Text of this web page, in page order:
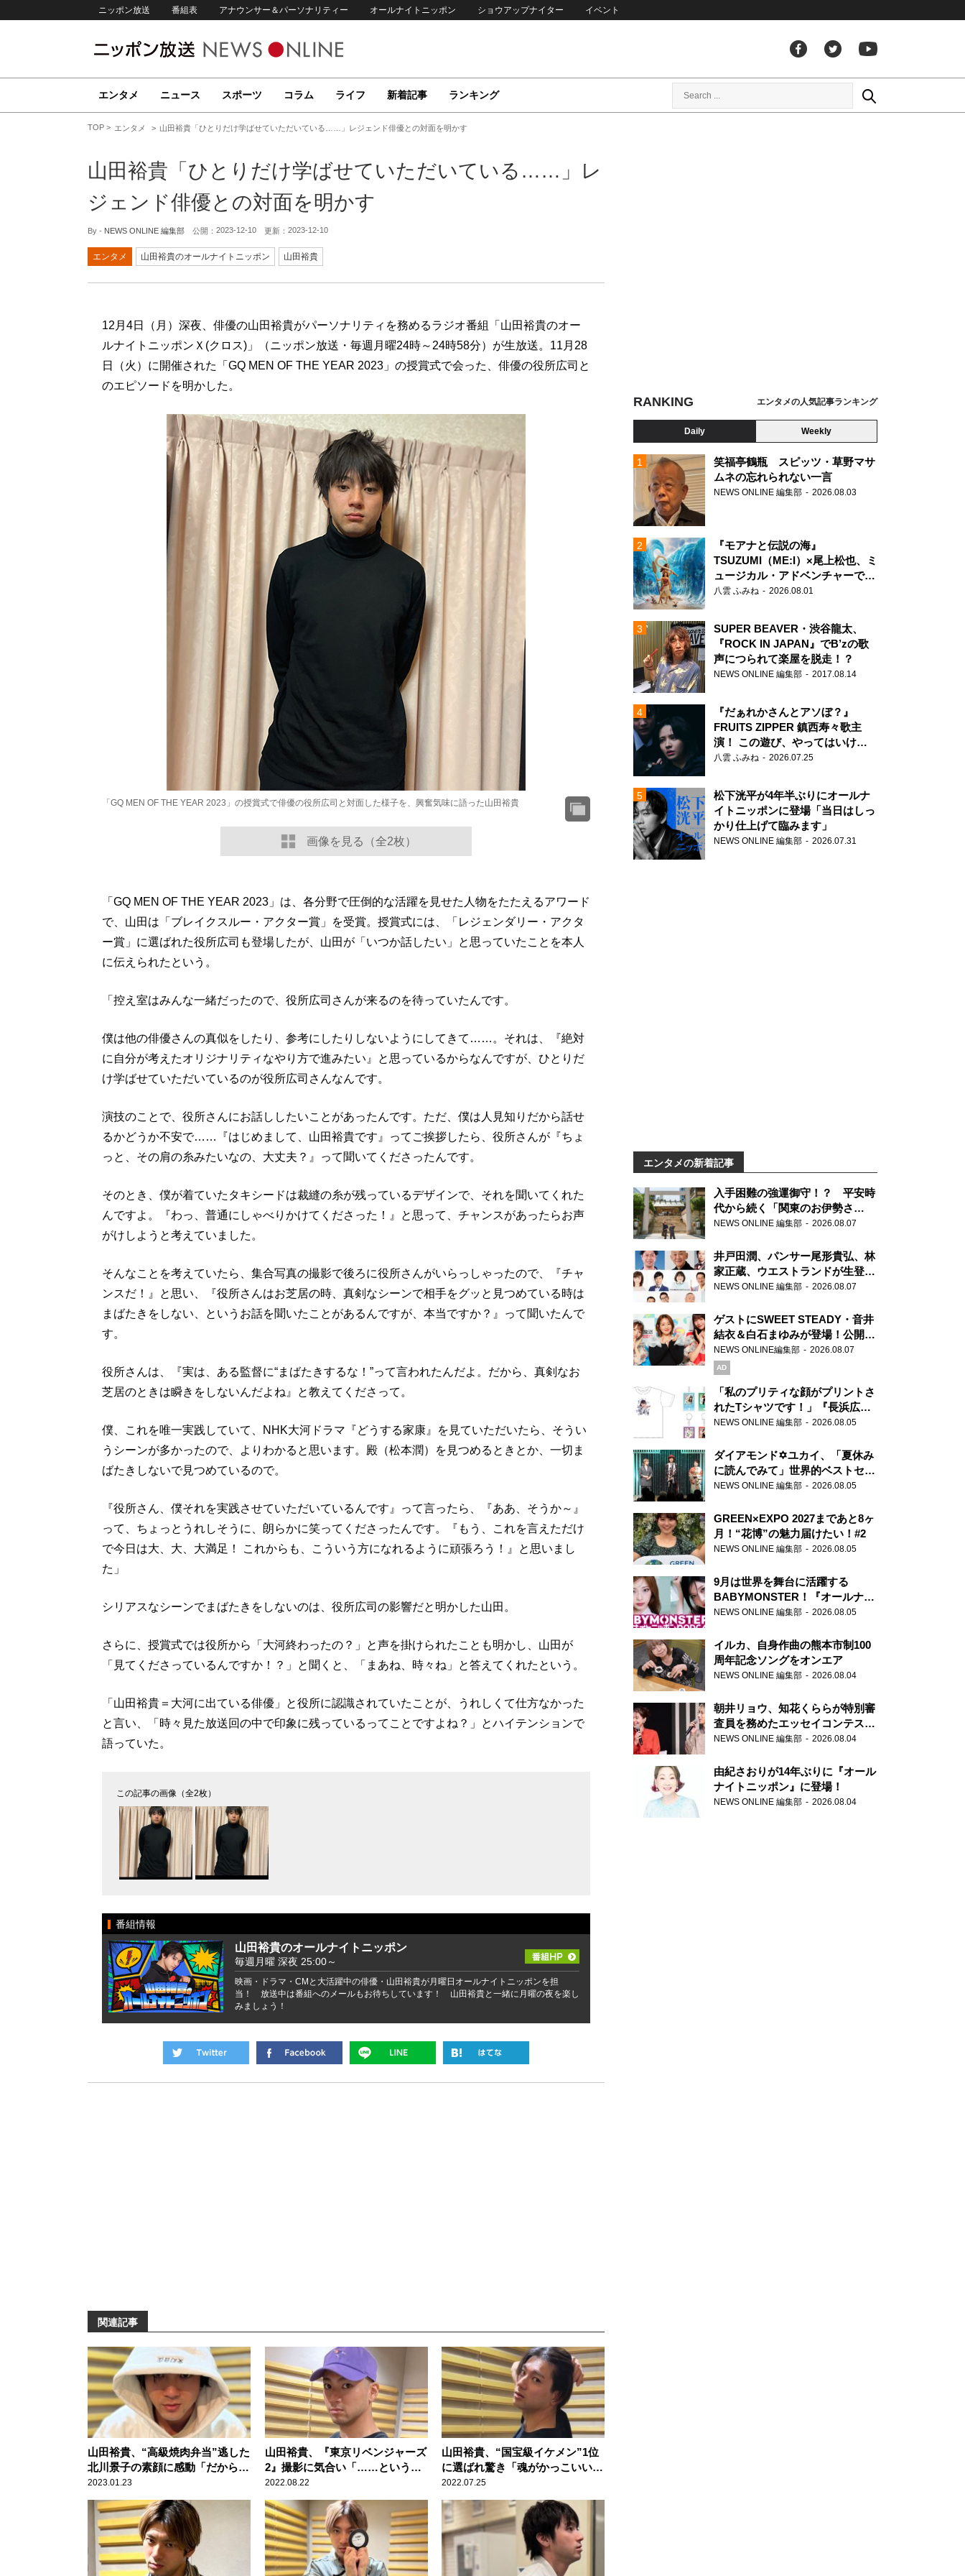
ニッポン放送 番組表 アナウンサー＆パーソナリティー オールナイトニッポン ショウアップナイター イベント
エンタメ ニュース スポーツ コラム ライフ 新着記事 ランキング
TOP エンタメ 山田裕貴「ひとりだけ学ばせていただいている……」レジェンド俳優との対面を明かす
山田裕貴「ひとりだけ学ばせていただいている……」レ
ジェンド俳優との対面を明かす
By - NEWS ONLINE 編集部 公開： 2023-12-10 更新： 2023-12-10
エンタメ 山田裕貴のオールナイトニッポン 山田裕貴
12月4日（月）深夜、俳優の山田裕貴がパーソナリティを務めるラジオ番組「山田裕貴のオー
ルナイトニッポンＸ(クロス)」（ニッポン放送・毎週月曜24時～24時58分）が生放送。11月28
日（火）に開催された「GQ MEN OF THE YEAR 2023」の授賞式で会った、俳優の役所広司と
のエピソードを明かした。
画像を見る（全2枚）
「GQ MEN OF THE YEAR 2023」の授賞式で俳優の役所広司と対面した様子を、興奮気味に語った山田裕貴
「GQ MEN OF THE YEAR 2023」は、各分野で圧倒的な活躍を見せた人物をたたえるアワード
で、山田は「ブレイクスルー・アクター賞」を受賞。授賞式には、「レジェンダリー・アクタ
ー賞」に選ばれた役所広司も登場したが、山田が「いつか話したい」と思っていたことを本人
に伝えられたという。
「控え室はみんな一緒だったので、役所広司さんが来るのを待っていたんです。
僕は他の俳優さんの真似をしたり、参考にしたりしないようにしてきて……。それは、『絶対
に自分が考えたオリジナリティなやり方で進みたい』と思っているからなんですが、ひとりだ
け学ばせていただいているのが役所広司さんなんです。
演技のことで、役所さんにお話ししたいことがあったんです。ただ、僕は人見知りだから話せ
るかどうか不安で……『はじめまして、山田裕貴です』ってご挨拶したら、役所さんが『ちょ
っと、その肩の糸みたいなの、大丈夫？』って聞いてくださったんです。
そのとき、僕が着ていたタキシードは裁縫の糸が残っているデザインで、それを聞いてくれた
んですよ。『わっ、普通にしゃべりかけてくださった！』と思って、チャンスがあったらお声
がけしようと考えていました。
そんなことを考えていたら、集合写真の撮影で後ろに役所さんがいらっしゃったので、『チャ
ンスだ！』と思い、『役所さんはお芝居の時、真剣なシーンで相手をグッと見つめている時は
まばたきをしない、というお話を聞いたことがあるんですが、本当ですか？』って聞いたんで
す。
役所さんは、『実は、ある監督に“まばたきするな！”って言われたんだよ。だから、真剣なお
芝居のときは瞬きをしないんだよね』と教えてくださって。
僕、これを唯一実践していて、NHK大河ドラマ『どうする家康』を見ていただいたら、そうい
うシーンが多かったので、よりわかると思います。殿（松本潤）を見つめるときとか、一切ま
ばたきしないで見つめているので。
『役所さん、僕それを実践させていただいているんです』って言ったら、『ああ、そうか～』
って、ちょっとうれしそうに、朗らかに笑ってくださったんです。『もう、これを言えただけ
で今日は大、大、大満足！ これからも、こういう方になれるように頑張ろう！』と思いまし
た」
シリアスなシーンでまばたきをしないのは、役所広司の影響だと明かした山田。
さらに、授賞式では役所から「大河終わったの？」と声を掛けられたことも明かし、山田が
「見てくださっているんですか！？」と聞くと、「まあね、時々ね」と答えてくれたという。
「山田裕貴＝大河に出ている俳優」と役所に認識されていたことが、うれしくて仕方なかった
と言い、「時々見た放送回の中で印象に残っているってことですよね？」とハイテンションで
語っていた。
この記事の画像（全2枚）
番組情報
山田裕貴のオールナイトニッポン
毎週月曜 深夜 25:00～
映画・ドラマ・CMと大活躍中の俳優・山田裕貴が月曜日オールナイトニッポンを担
当！ 放送中は番組へのメールもお待ちしています！ 山田裕貴と一緒に月曜の夜を楽し
みましょう！
関連記事
山田裕貴、“高級焼肉弁当”逃した
北川景子の素顔に感動「だからず
っと第一線で活躍されているの
か」
2023.01.23
山田裕貴、『東京リベンジャーズ
2』撮影に気合い「……というこ
とは、クランクインしました！」
2022.08.22
山田裕貴、“国宝級イケメン”1位
に選ばれ驚き「魂がかっこいい俳
優さんでいたいなと思います」
2022.07.25
RANKING エンタメの人気記事ランキング
Daily Weekly
笑福亭鶴瓶 スピッツ・草野マサ
ムネの忘れられない一言
NEWS ONLINE 編集部 2026.08.03
『モアナと伝説の海』
TSUZUMI（ME:I）×尾上松也、ミ
ュージカル・アドベンチャーで美
声を響かせる
八雲 ふみね 2026.08.01
SUPER BEAVER・渋谷龍太、
『ROCK IN JAPAN』でB’zの歌
声につられて楽屋を脱走！？
NEWS ONLINE 編集部 2017.08.14
『だぁれかさんとアソぼ？』
FRUITS ZIPPER 鎮西寿々歌主
演！ この遊び、やってはいけま
せん。
八雲 ふみね 2026.07.25
松下洸平が4年半ぶりにオールナ
イトニッポンに登場「当日はしっ
かり仕上げて臨みます」
NEWS ONLINE 編集部 2026.07.31
エンタメの新着記事
入手困難の強運御守！？ 平安時
代から続く「関東のお伊勢さ
ま」、芝大神宮にてランパンプス
NEWS ONLINE 編集部 2026.08.07
井戸田潤、パンサー尾形貴弘、林
家正蔵、ウエストランドが生登
場！『ラジオビバリー昼ズ』
NEWS ONLINE 編集部 2026.08.07
ゲストにSWEET STEADY・音井
結衣＆白石まゆみが登場！公開収
録で素顔全開！
NEWS ONLINE編集部 2026.08.07
AD
「私のプリティな顔がプリントさ
れたTシャツです！」『長浜広奈
天下無双』初の番組グッズ発売
NEWS ONLINE 編集部 2026.08.05
ダイアモンド✡ユカイ、「夏休み
に読んでみて」世界的ベストセラ
ー『アナスタシア』を紹介
NEWS ONLINE 編集部 2026.08.05
GREEN×EXPO 2027まであと8ヶ
月！“花博”の魅力届けたい！#2
NEWS ONLINE 編集部 2026.08.05
9月は世界を舞台に活躍する
BABYMONSTER！『オールナイ
トニッポンPODCAST』月替わり
NEWS ONLINE 編集部 2026.08.05
イルカ、自身作曲の熊本市制100
周年記念ソングをオンエア
NEWS ONLINE 編集部 2026.08.04
朝井リョウ、知花くららが特別審
査員を務めたエッセイコンテスト
の特別番組「#いまあなたに伝え
NEWS ONLINE 編集部 2026.08.04
由紀さおりが14年ぶりに『オール
ナイトニッポン』に登場！
NEWS ONLINE 編集部 2026.08.04